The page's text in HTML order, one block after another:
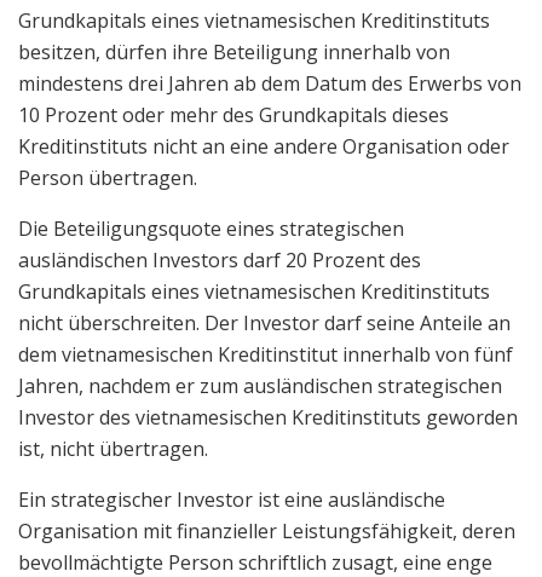
Grundkapitals eines vietnamesischen Kreditinstituts
besitzen, dürfen ihre Beteiligung innerhalb von
mindestens drei Jahren ab dem Datum des Erwerbs von
10 Prozent oder mehr des Grundkapitals dieses
Kreditinstituts nicht an eine andere Organisation oder
Person übertragen.
Die Beteiligungsquote eines strategischen
ausländischen Investors darf 20 Prozent des
Grundkapitals eines vietnamesischen Kreditinstituts
nicht überschreiten. Der Investor darf seine Anteile an
dem vietnamesischen Kreditinstitut innerhalb von fünf
Jahren, nachdem er zum ausländischen strategischen
Investor des vietnamesischen Kreditinstituts geworden
ist, nicht übertragen.
Ein strategischer Investor ist eine ausländische
Organisation mit finanzieller Leistungsfähigkeit, deren
bevollmächtigte Person schriftlich zusagt, eine enge